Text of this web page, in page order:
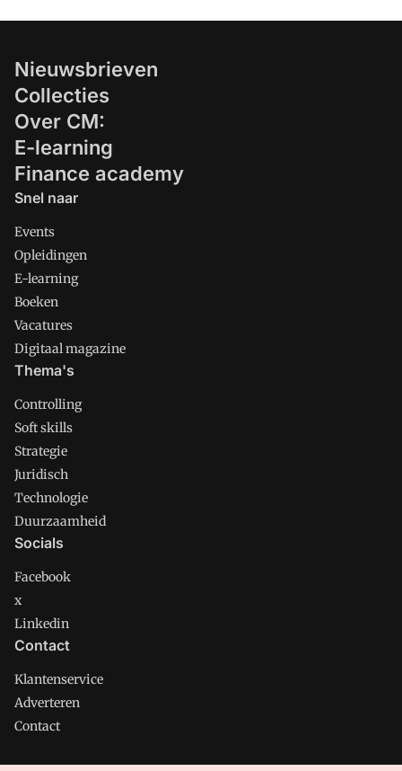
Nieuwsbrieven
Collecties
Over CM:
E-learning
Finance academy
Snel naar
Events
Opleidingen
E-learning
Boeken
Vacatures
Digitaal magazine
Thema's
Controlling
Soft skills
Strategie
Juridisch
Technologie
Duurzaamheid
Socials
Facebook
x
Linkedin
Contact
Klantenservice
Adverteren
Contact